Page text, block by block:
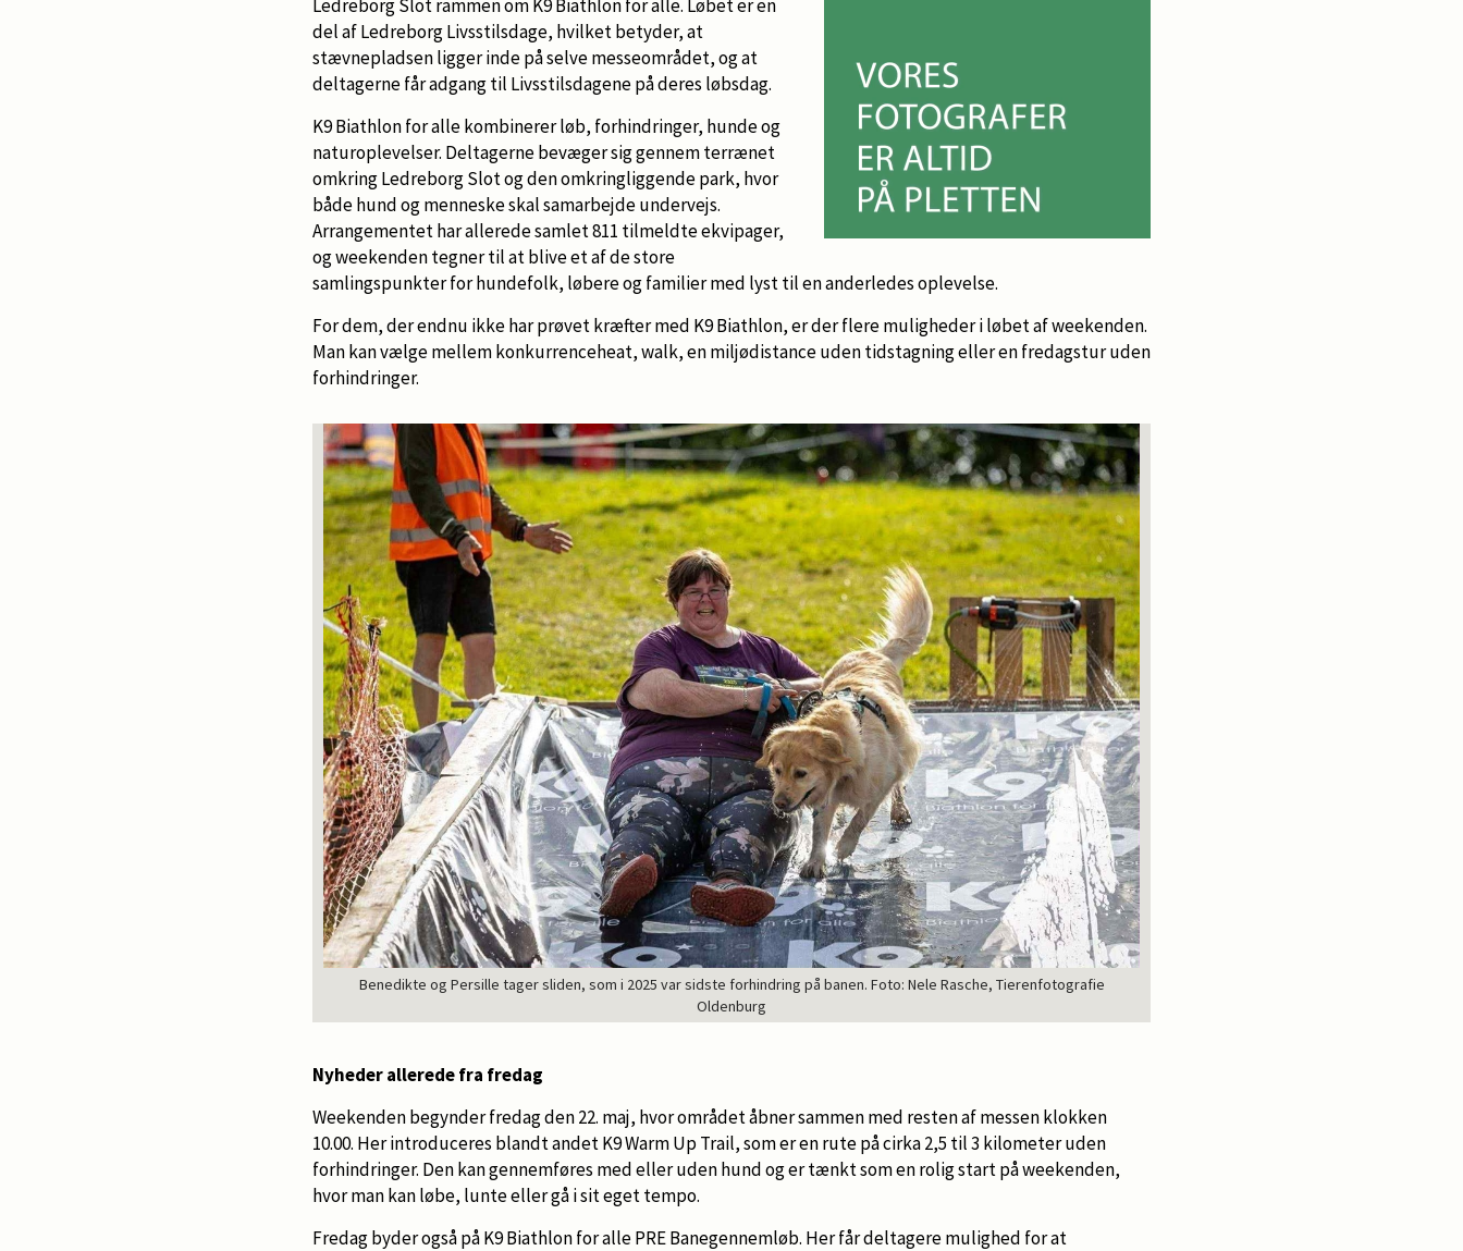
Ledreborg Slot rammen om K9 Biathlon for alle. Løbet er en
del af Ledreborg Livsstilsdage, hvilket betyder, at
stævnepladsen ligger inde på selve messeområdet, og at
deltagerne får adgang til Livsstilsdagene på deres løbsdag.
K9 Biathlon for alle kombinerer løb, forhindringer, hunde og
naturoplevelser. Deltagerne bevæger sig gennem terrænet
omkring Ledreborg Slot og den omkringliggende park, hvor
både hund og menneske skal samarbejde undervejs.
Arrangementet har allerede samlet 811 tilmeldte ekvipager,
og weekenden tegner til at blive et af de store
samlingspunkter for hundefolk, løbere og familier med lyst til en anderledes oplevelse.
For dem, der endnu ikke har prøvet kræfter med K9 Biathlon, er der flere muligheder i løbet af weekenden.
Man kan vælge mellem konkurrenceheat, walk, en miljødistance uden tidstagning eller en fredagstur uden
forhindringer.
Benedikte og Persille tager sliden, som i 2025 var sidste forhindring på banen. Foto: Nele Rasche, Tierenfotografie
Oldenburg
Nyheder allerede fra fredag
Weekenden begynder fredag den 22. maj, hvor området åbner sammen med resten af messen klokken
10.00. Her introduceres blandt andet K9 Warm Up Trail, som er en rute på cirka 2,5 til 3 kilometer uden
forhindringer. Den kan gennemføres med eller uden hund og er tænkt som en rolig start på weekenden,
hvor man kan løbe, lunte eller gå i sit eget tempo.
Fredag byder også på K9 Biathlon for alle PRE Banegennemløb. Her får deltagere mulighed for at